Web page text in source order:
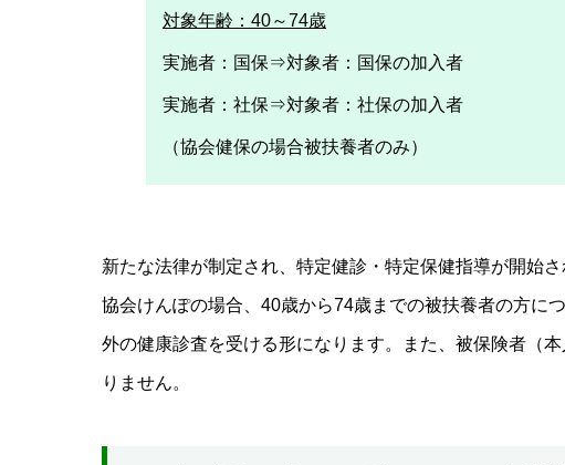
対象年齢：40～74歳
実施者：国保⇒対象者：国保の加入者
実施者：社保⇒対象者：社保の加入者
（協会健保の場合被扶養者のみ）
新たな法律が制定され、特定健診・特定保健指導が開始
協会けんぽの場合、40歳から74歳までの被扶養者の方に
外の健康診査を受ける形になります。また、被保険者（
りません。